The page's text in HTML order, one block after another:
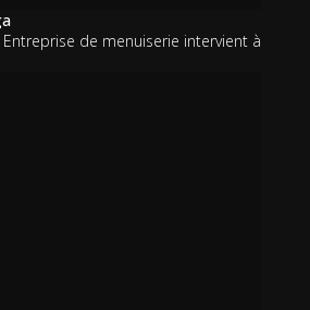
de menuiserie intervient à